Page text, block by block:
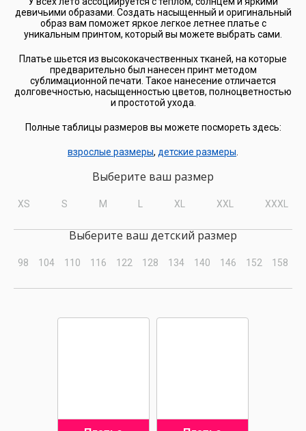
девичьими образами. Создать насыщенный и оригинальный
образ вам поможет яркое легкое летнее платье с
уникальным принтом, который вы можете выбрать сами.
Платье шьется из высококачественных тканей, на которые
предварительно был нанесен принт методом
сублимационной печати. Такое нанесение отличается
долговечностью, насыщенностью цветов, полноцветностью
и простотой ухода.
Полные таблицы размеров вы можете посмореть здесь:
взрослые размеры, детские размеры
Выберите ваш размер
XS S M XL XXL XXXL
Выберите ваш детский размер
98 104 110 116 122 128 134 140 146 152 158